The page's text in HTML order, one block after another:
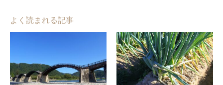
よく読まれる記事